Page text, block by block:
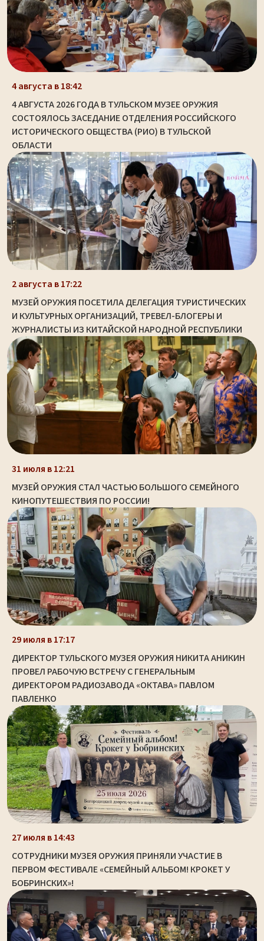
4 августа в 18:42
4 АВГУСТА 2026 ГОДА В ТУЛЬСКОМ МУЗЕЕ ОРУЖИЯ
СОСТОЯЛОСЬ ЗАСЕДАНИЕ ОТДЕЛЕНИЯ РОССИЙСКОГО
ИСТОРИЧЕСКОГО ОБЩЕСТВА (РИО) В ТУЛЬСКОЙ
ОБЛАСТИ
2 августа в 17:22
МУЗЕЙ ОРУЖИЯ ПОСЕТИЛА ДЕЛЕГАЦИЯ ТУРИСТИЧЕСКИХ
И КУЛЬТУРНЫХ ОРГАНИЗАЦИЙ, ТРЕВЕЛ-БЛОГЕРЫ И
ЖУРНАЛИСТЫ ИЗ КИТАЙСКОЙ НАРОДНОЙ РЕСПУБЛИКИ
31 июля в 12:21
МУЗЕЙ ОРУЖИЯ СТАЛ ЧАСТЬЮ БОЛЬШОГО СЕМЕЙНОГО
КИНОПУТЕШЕСТВИЯ ПО РОССИИ!
29 июля в 17:17
ДИРЕКТОР ТУЛЬСКОГО МУЗЕЯ ОРУЖИЯ НИКИТА АНИКИН
ПРОВЕЛ РАБОЧУЮ ВСТРЕЧУ С ГЕНЕРАЛЬНЫМ
ДИРЕКТОРОМ РАДИОЗАВОДА «ОКТАВА» ПАВЛОМ
ПАВЛЕНКО
27 июля в 14:43
СОТРУДНИКИ МУЗЕЯ ОРУЖИЯ ПРИНЯЛИ УЧАСТИЕ В
ПЕРВОМ ФЕСТИВАЛЕ «СЕМЕЙНЫЙ АЛЬБОМ! КРОКЕТ У
БОБРИНСКИХ»!